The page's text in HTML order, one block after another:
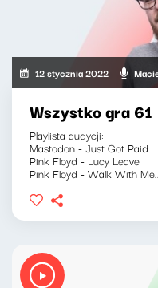
12 stycznia 2022
Wszystko gra 61
Playlista audycji:
Mastodon - Just Got Paid
Pink Floyd - Lucy Leave
Pink Floyd - Walk With